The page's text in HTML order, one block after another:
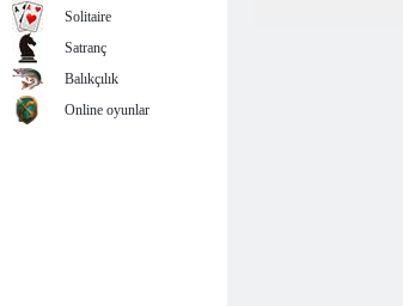
Solitaire
Satranç
Balıkçılık
Online oyunlar